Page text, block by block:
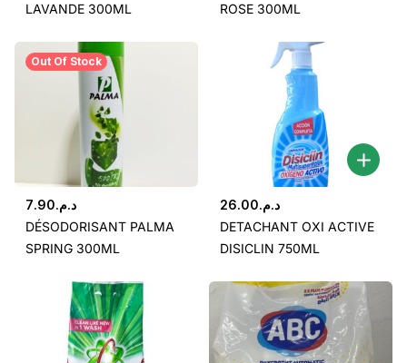
LAVANDE 300ML
ROSE 300ML
Out Of Stock
د.م.7.90
DÉSODORISANT PALMA
SPRING 300ML
د.م.26.00
DETACHANT OXI ACTIVE
DISICLIN 750ML